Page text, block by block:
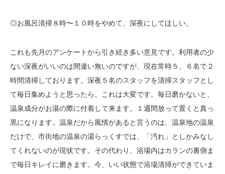
◎お風呂清掃８時〜１０時をやめて、深夜にしてほしい。
これも先月のアンケートから引き続き多い意見です。利用者の少
ない深夜がいいのは間違い無いのですが、現在常時５、６名で２
時間清掃しております。深夜５名のスタッフを清掃スタッフとし
て毎日集めようと思ったら、これは大変です。毎日磨かないと、
温泉成分がお湯の際に付着して来ます。１週間放って置くと真っ
黒になります。温泉だから風情があると言うのは、温泉地の温泉
だけで、市街地の温泉の湯らっくすでは、「汚れ」としかみなし
てくれないのが現状です。その代わり、浴場内はカランの裏側ま
で毎日キレイに磨きます。今、いい状態で浴場清掃ができていま